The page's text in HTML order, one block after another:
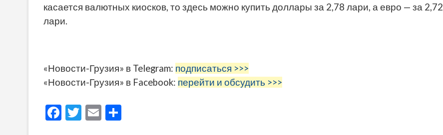
касается валютных киосков, то здесь можно купить доллары за 2,78 лари, а евро — за 2,72
лари.
«Новости-Грузия» в Telegram: подписаться >>>
«Новости-Грузия» в Facebook: перейти и обсудить >>>
F
T
E